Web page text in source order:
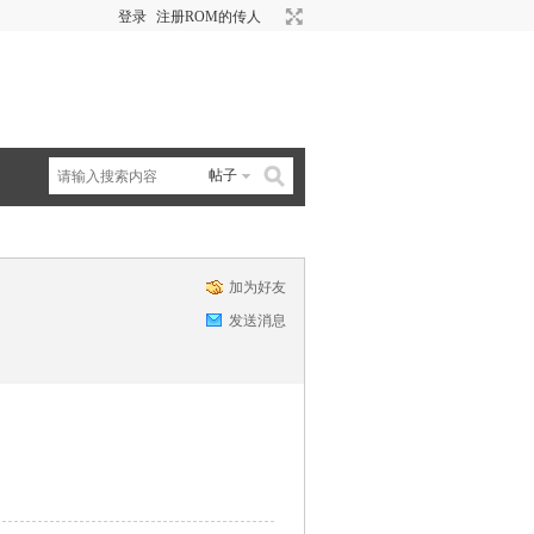
登录 注册ROM的传人
帖子
加为好友
发送消息